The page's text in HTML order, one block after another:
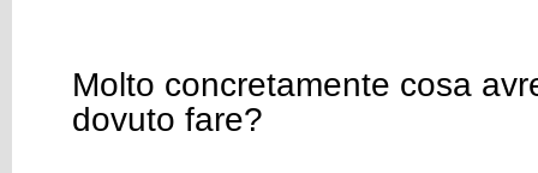
Molto concretamente cosa
dovuto fare?